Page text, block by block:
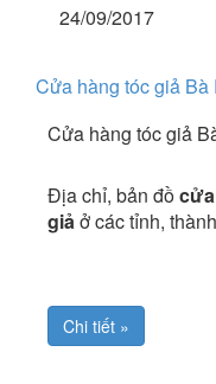
24/09/2017
Cửa hàng tóc giả Bà
Cửa hàng tóc giả
Địa chỉ, bản đồ
giảở các tỉnh,
Chi tiết »